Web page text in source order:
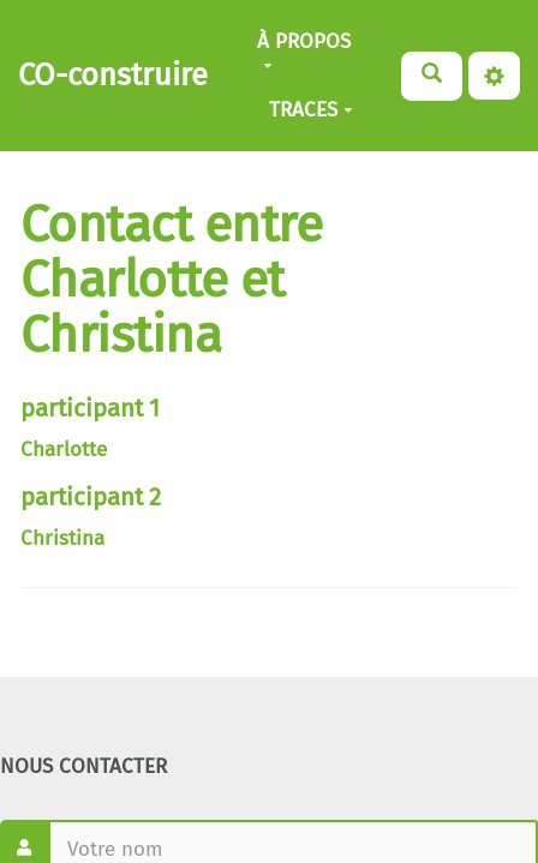
Aller au contenu principal
CO-construire
À PROPOS
TRACES
Contact entre
Charlotte et
Christina
participant 1
Charlotte
participant 2
Christina
NOUS CONTACTER